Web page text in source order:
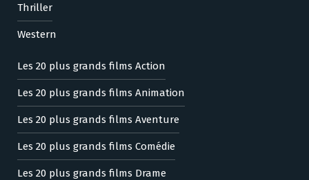
Thriller
Western
Les 20 plus grands films Action
Les 20 plus grands films Animation
Les 20 plus grands films Aventure
Les 20 plus grands films Comédie
Les 20 plus grands films Drame